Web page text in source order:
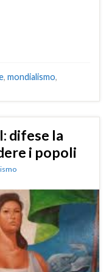
, mondialismo,
difese la
i popoli